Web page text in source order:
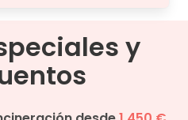
y